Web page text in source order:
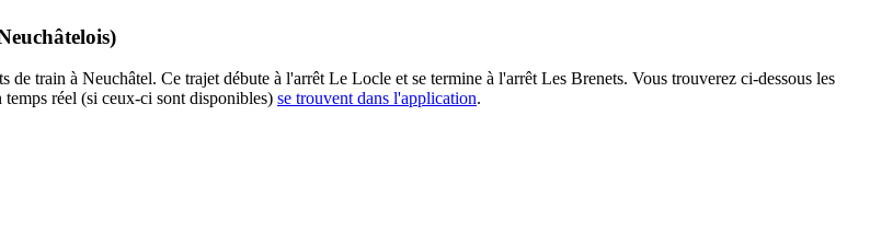
train à Neuchâtel. Ce trajet débute à l'arrêt Le Locle et se termine à l'arrêt Les Brenets. Vous trouverez ci-dessous les
réel (si ceux-ci sont disponibles) se trouvent dans l'application.